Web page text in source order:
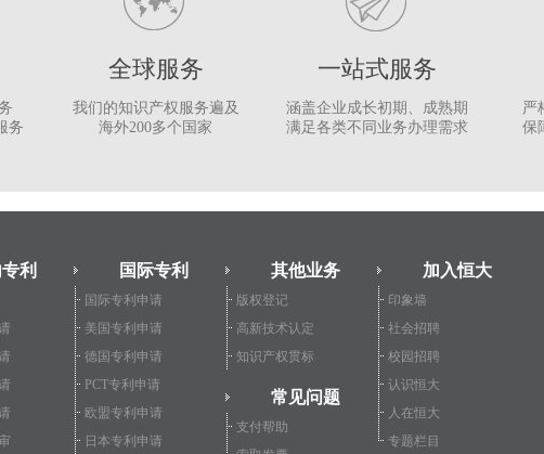
务
全球服务
我们的知识产权服务遍及
海外200多个国家
一站式服务
涵盖企业成长初期、成熟期
满足各类不同业务办理需求
严
保
利 国际专利
国际专利申请
美国专利申请
德国专利申请
PCT专利申请
欧盟专利申请
日本专利申请
其他业务
版权登记
高新技术认定
知识产权贯标
常见问题
支付帮助
加入恒大
印象墙
社会招聘
校园招聘
认识恒大
人在恒大
专题栏目